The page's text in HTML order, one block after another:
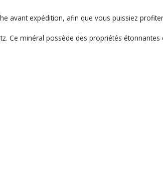
avant expédition, afin que vous puissiez
Ce minéral possède des propriétés